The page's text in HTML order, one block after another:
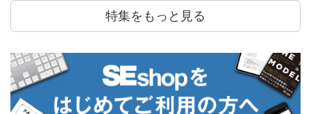
特集をもっと見る